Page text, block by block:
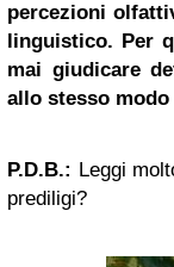
percezioni
linguistico. Per
mai giudicare
allo stesso
P.D.B.: Leggi
prediligi?